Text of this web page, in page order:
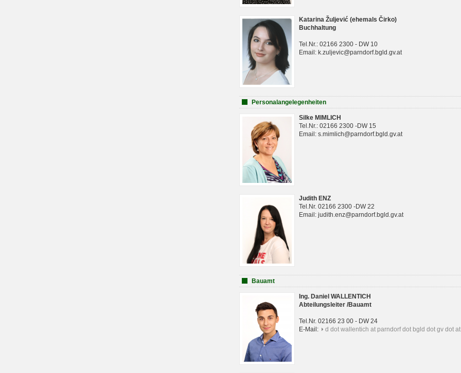
Katarina Žuljević (ehemals Čirko)
Buchhaltung
Tel.Nr.: 02166 2300 - DW 10
Email: k.zuljevic@parndorf.bgld.gv.at
Personalangelegenheiten
Silke MIMLICH
Tel.Nr.: 02166 2300 -DW 15
Email: s.mimlich@parndorf.bgld.gv.at
Judith ENZ
Tel.Nr. 02166 2300 -DW 22
Email: judith.enz@parndorf.bgld.gv.at
Bauamt
Ing. Daniel WALLENTICH
Abteilungsleiter /Bauamt
Tel.Nr. 02166 23 00 - DW 24
E-Mail:
d dot wallentich at parndorf dot bgld dot gv dot at